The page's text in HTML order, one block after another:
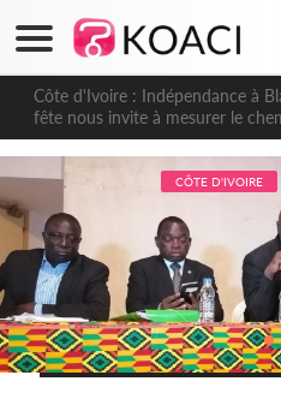
Côte d'Ivoire : Indépendance à
fête nous invite à mesurer le
notre engagement collectif en
CÔTE D'IVOIRE